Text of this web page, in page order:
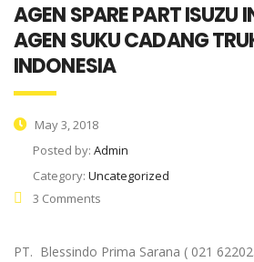
AGEN SPARE PART ISUZU
AGEN SUKU CADANG
INDONESIA
May 3, 2018
Posted by: Admin
Category: Uncategorized
3 Comments
PT. Blessindo Prima Sarana ( 021